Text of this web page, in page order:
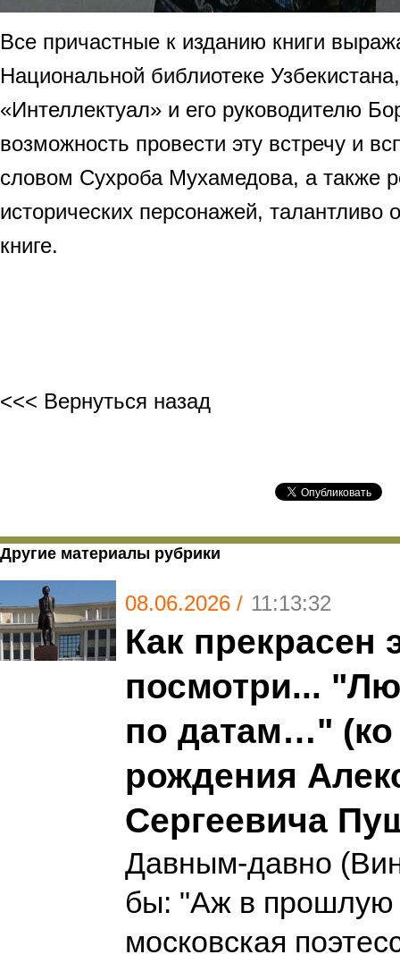
Все причастные к изданию книги
Национальной библиотеке
«Интеллектуал» и его руководителю
возможность провести эту встречу и
словом Сухроба Мухамедова, а также
исторических персонажей, талантливо
книге.
<<< Вернуться назад
Другие материалы рубрики
08.06.2026 / 11:13:32
Как прекрасен
посмотри...
по датам…"
рождения
Сергеевича
Давным-давно
бы: "Аж в прошлую
московская